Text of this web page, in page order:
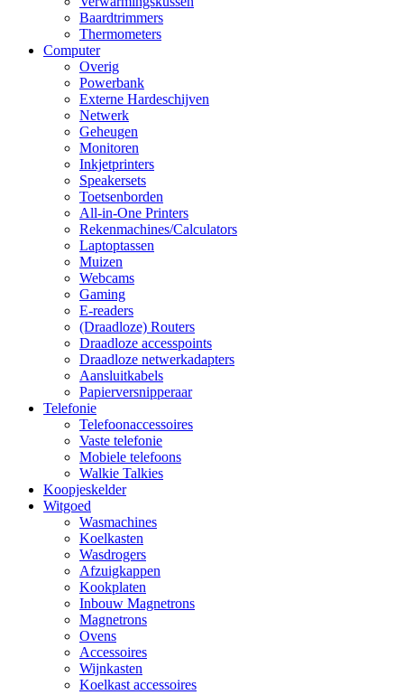
Baardtrimmers
Thermometers
Computer
Overig
Powerbank
Externe Hardeschijven
Netwerk
Geheugen
Monitoren
Inkjetprinters
Speakersets
Toetsenborden
All-in-One Printers
Rekenmachines/Calculators
Laptoptassen
Muizen
Webcams
Gaming
E-readers
(Draadloze) Routers
Draadloze accesspoints
Draadloze netwerkadapters
Aansluitkabels
Papierversnipperaar
Telefonie
Telefoonaccessoires
Vaste telefonie
Mobiele telefoons
Walkie Talkies
Koopjeskelder
Witgoed
Wasmachines
Koelkasten
Wasdrogers
Afzuigkappen
Kookplaten
Inbouw Magnetrons
Magnetrons
Ovens
Accessoires
Wijnkasten
Koelkast accessoires